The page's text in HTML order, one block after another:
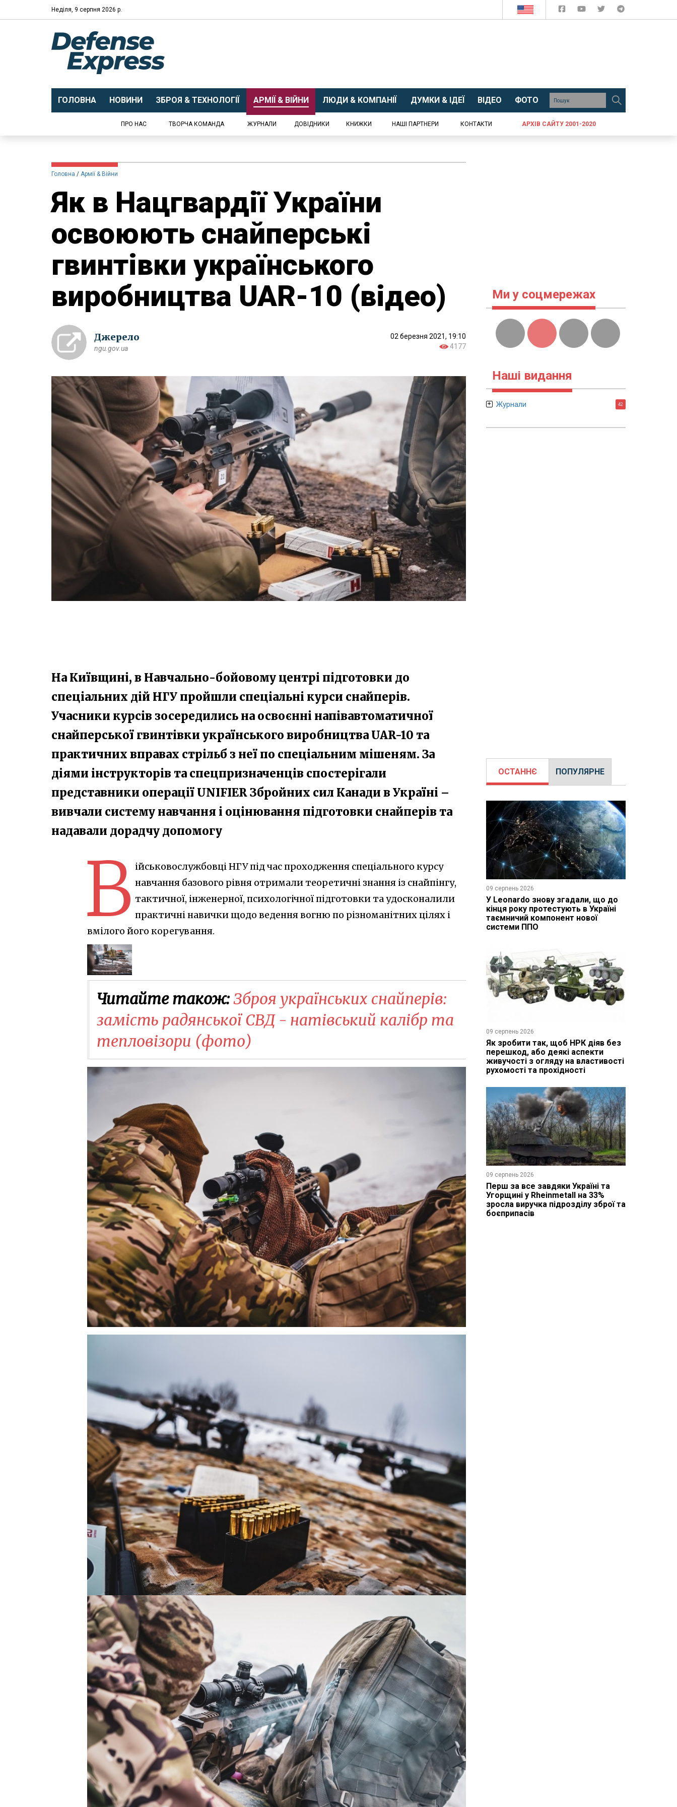
Неділя, 9 серпня 2026 р.
ГОЛОВНА НОВИНИ ЗБРОЯ & ТЕХНОЛОГІЇ АРМІЇ & ВІЙНИ ЛЮДИ & КОМПАНІЇ ДУМКИ & ІДЕЇ ВІДЕО ФОТО
ПРО НАС ТВОРЧА КОМАНДА ЖУРНАЛИ ДОВІДНИКИ КНИЖКИ НАШІ ПАРТНЕРИ КОНТАКТИ АРХІВ САЙТУ 2001-2020
Головна Армії & Війни
Як в Нацгвардії України
освоюють снайперські
гвинтівки українського
виробництва UAR-10 (відео)
Джерело
ngu.gov.ua
02 березня 2021, 19:10
4177
На Київщині, в Навчально-бойовому центрі підготовки до
спеціальних дій НГУ пройшли спеціальні курси снайперів.
Учасники курсів зосередились на освоєнні напівавтоматичної
снайперської гвинтівки українського виробництва UAR-10 та
практичних вправах стрільб з неї по спеціальним мішеням. За
діями інструкторів та спецпризначенців спостерігали
представники операції UNIFIER Збройних сил Канади в Україні –
вивчали систему навчання і оцінювання підготовки снайперів та
надавали дорадчу допомогу
В ійськовослужбовці НГУ під час проходження спеціального курсу
навчання базового рівня отримали теоретичні знання із снайпінгу,
тактичної, інженерної, психологічної підготовки та удосконалили
практичні навички щодо ведення вогню по різноманітних цілях і
вмілого його корегування.
Читайте також:​Зброя українських снайперів:
замість радянської СВД - натівський калібр та
тепловізори (фото)
Ми у соцмережах
Наші видання
Журнали 42
ОСТАННЄ ПОПУЛЯРНЕ
09 серпень 2026
У Leonardo знову згадали, що до
кінця року протестують в Україні
таємничий компонент нової
системи ППО
09 серпень 2026
Як зробити так, щоб НРК діяв без
перешкод, або деякі аспекти
живучості з огляду на властивості
рухомості та прохідності
09 серпень 2026
Перш за все завдяки Україні та
Угорщині у Rheinmetall на 33%
зросла виручка підрозділу зброї та
боєприпасів